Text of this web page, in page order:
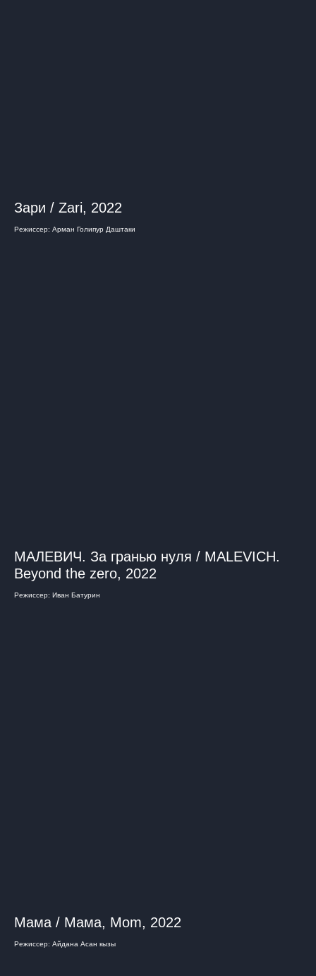
Зари / Zari, 2022
Режиссер: Арман Голипур Даштаки
МАЛЕВИЧ. За гранью нуля / MALEVICH.
Beyond the zero, 2022
Режиссер: Иван Батурин
Мама / Мама, Mom, 2022
Режиссер: Айдана Асан кызы